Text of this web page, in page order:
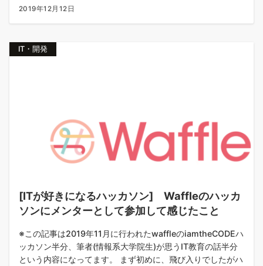
2019年12月12日
IT・開発
[ITが好きになるハッカソン] Waffleのハッカ
ソンにメンターとして参加して感じたこと
※この記事は2019年11月に行われたwaffleのiamtheCODEハ
ッカソン半分、筆者(情報系大学院生)が思うIT教育の話半分
という内容になってます。 まず初めに、飛び入りでしたがハ